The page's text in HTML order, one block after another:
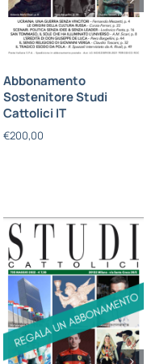
Abbonamento
Sostenitore Studi
Cattolici IT
€200,00